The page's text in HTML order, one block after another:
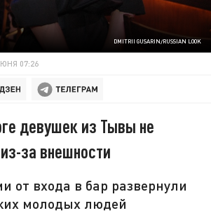
DMITRII GUSARIN/RUSSIAN LOOK
07:26
девушек из Тывы не
за внешности
от входа в бар развернули
молодых людей